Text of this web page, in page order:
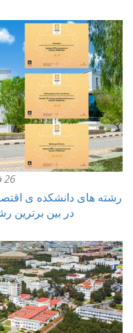
26 فروردین 1400
رشته های دانشکده ی
در بین برترین